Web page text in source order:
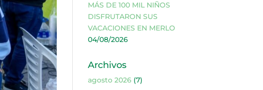
MÁS DE 100 MIL NIÑOS
DISFRUTARON SUS
VACACIONES EN MERLO
04/08/2026
Archivos
agosto 2026(7)